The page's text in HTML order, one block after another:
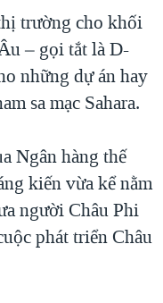
THẮNG CUỘC'
trường cho khối
– gọi tắt là D-
những dự án hay
sa mạc Sahara.
Ngân hàng thế
kiến vừa kể nằm
người Châu Phi
phát triển Châu